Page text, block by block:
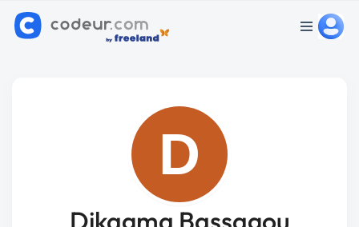
D
Dikagma Bassagou